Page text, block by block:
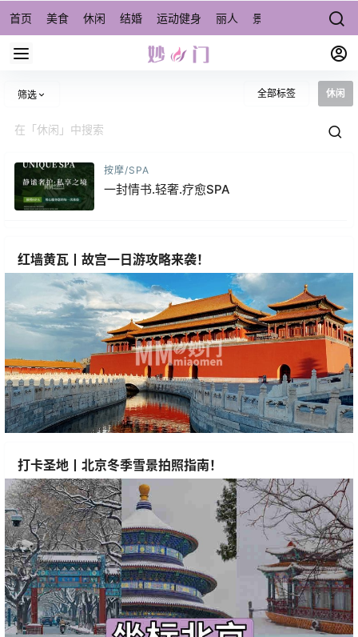
首页 美食 休闲 结婚 运动健身 丽人 景点/周边游 宠物
筛选 全部标签 休闲
按摩/SPA
一封情书.轻奢.疗愈SPA
红墙黄瓦丨故宫一日游攻略来袭！
打卡圣地丨北京冬季雪景拍照指南！